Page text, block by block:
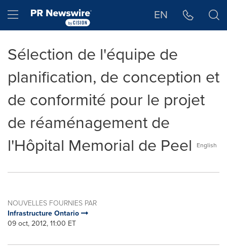
Hamburger menu EN
Sélection de l'équipe de
planification, de conception et
de conformité pour le projet
de réaménagement de
l'Hôpital Memorial de Peel
English
NOUVELLES FOURNIES PAR
Infrastructure Ontario
09 oct, 2012, 11:00 ET